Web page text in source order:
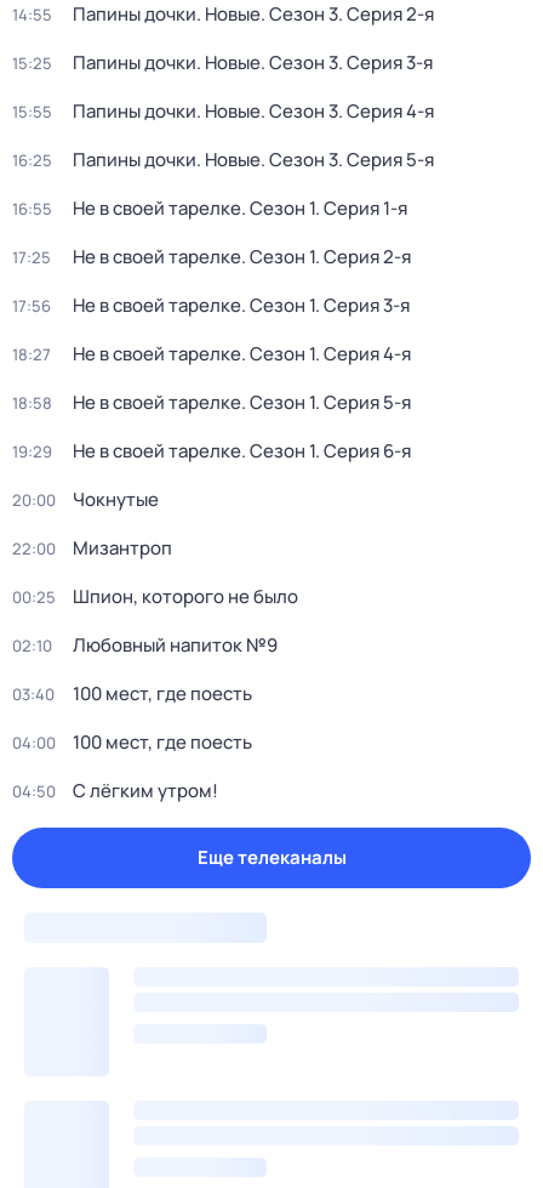
14:55 Папины дочки. Новые. Сезон 3. Серия 2-я
15:25 Папины дочки. Новые. Сезон 3. Серия 3-я
15:55 Папины дочки. Новые. Сезон 3. Серия 4-я
16:25 Папины дочки. Новые. Сезон 3. Серия 5-я
16:55 Не в своей тарелке. Сезон 1. Серия 1-я
17:25 Не в своей тарелке. Сезон 1. Серия 2-я
17:56 Не в своей тарелке. Сезон 1. Серия 3-я
18:27 Не в своей тарелке. Сезон 1. Серия 4-я
18:58 Не в своей тарелке. Сезон 1. Серия 5-я
19:29 Не в своей тарелке. Сезон 1. Серия 6-я
20:00 Чокнутые
22:00 Мизантроп
00:25 Шпион, которого не было
02:10 Любовный напиток №9
03:40 100 мест, где поесть
04:00 100 мест, где поесть
04:50 С лёгким утром!
Еще телеканалы